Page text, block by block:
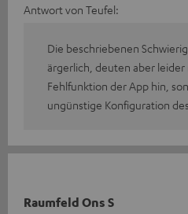
Antwort von Teufel:
Die beschriebenen
ärgerlich, deuten aber
Fehlfunktion der App hin,
ungünstige Konfiguration
Raumfeld Ons S